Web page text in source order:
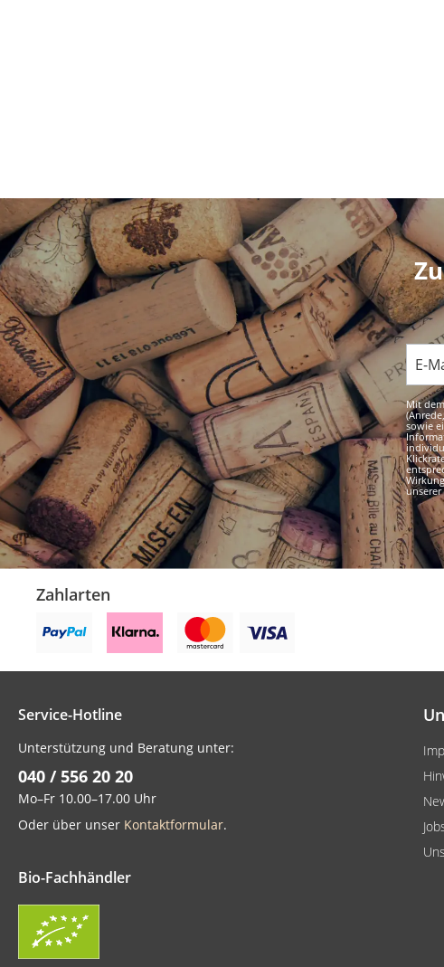
Mit
sowie
unserer
Zahlarten
Service-Hotline
Unterstützung und Beratung unter:
040 / 556 20 20
Mo–Fr 10.00–17.00 Uhr
Oder über unser Kontaktformular.
Bio-Fachhändler